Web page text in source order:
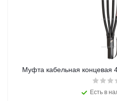
Муфта кабельная концевая
Есть в